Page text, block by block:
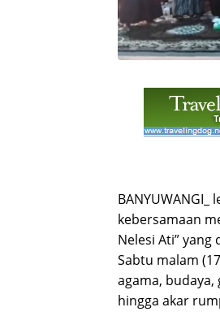
kebersamaan
Nelesi Ati”
Sabtu malam
agama,
hingga akar